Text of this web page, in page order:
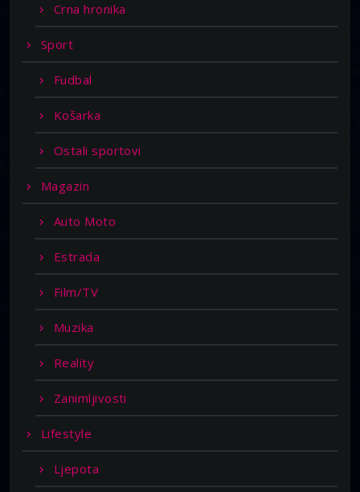
Crna hronika
Sport
Fudbal
Košarka
Ostali sportovi
Magazin
Auto Moto
Estrada
Film/TV
Muzika
Reality
Zanimljivosti
Lifestyle
Ljepota